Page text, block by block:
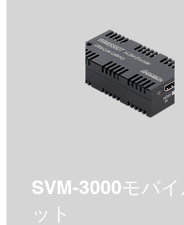
SVM-3000モバイ
ット